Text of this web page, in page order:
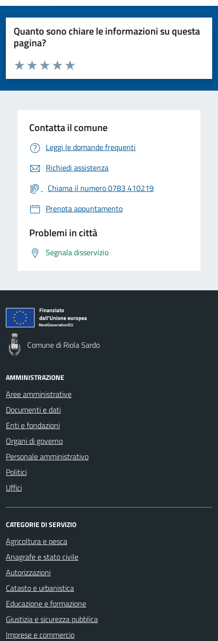
Quanto sono chiare le informazioni su questa
pagina?
Valuta da 1 a 5 stelle la pagina
Valuta 5 stelle su 5
Valuta 4 stelle su 5
Valuta 3 stelle su 5
Valuta 2 stelle su 5
Valuta 1 stelle su 5
Contatta il comune
Leggi le domande frequenti
Richiedi assistenza
Chiama il numero 0783 410219
Prenota appuntamento
Problemi in città
Segnala disservizio
Comune di Riola Sardo
AMMINISTRAZIONE
Aree amministrative
Documenti e dati
Enti e fondazioni
Organi di governo
Personale amministrativo
Politici
Uffici
CATEGORIE DI SERVIZIO
Agricoltura e pesca
Anagrafe e stato civile
Autorizzazioni
Catasto e urbanistica
Educazione e formazione
Giustizia e sicurezza pubblica
Imprese e commercio